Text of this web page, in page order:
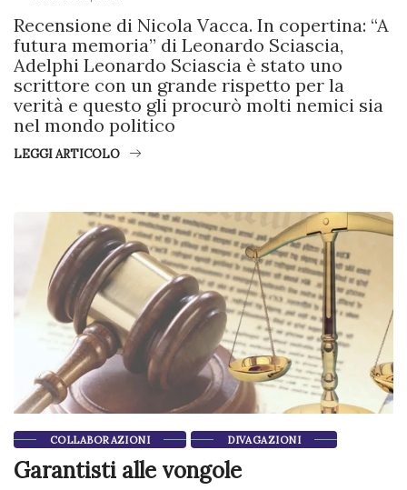
Recensione di Nicola Vacca. In copertina: “A
futura memoria” di Leonardo Sciascia,
Adelphi Leonardo Sciascia è stato uno
scrittore con un grande rispetto per la
verità e questo gli procurò molti nemici sia
nel mondo politico
LEGGI ARTICOLO
COLLABORAZIONI DIVAGAZIONI
Garantisti alle vongole